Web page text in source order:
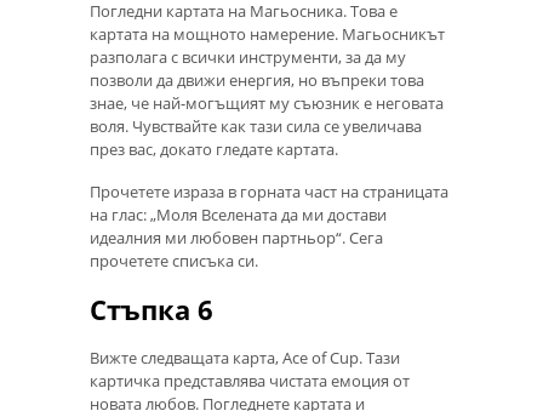
Погледни картата на Магьосника. Това е
картата на мощното намерение. Магьосникът
разполага с всички инструменти, за да му
позволи да движи енергия, но въпреки това
знае, че най-могъщият му съюзник е неговата
воля. Чувствайте как тази сила се увеличава
през вас, докато гледате картата.
Прочетете израза в горната част на страницата
на глас: „Моля Вселената да ми достави
идеалния ми любовен партньор“. Сега
прочетете списъка си.
Стъпка 6
Вижте следващата карта, Ace of Cup. Тази
картичка представлява чистата емоция от
новата любов. Погледнете картата и